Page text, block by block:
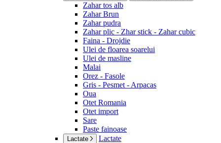
Zahar tos alb
Zahar Brun
Zahar pudra
Zahar plic - Zhar stick - Zahar cubic
Faina - Drojdie
Ulei de floarea soarelui
Ulei de masline
Malai
Orez - Fasole
Gris - Pesmet - Arpacas
Oua
Otet Romania
Otet import
Sare
Paste fainoase
Lactate Lactate